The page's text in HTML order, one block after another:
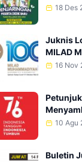
18 Des
Juknis
MILAD
16 Nov
Ke-76
10 Agu
Buletin